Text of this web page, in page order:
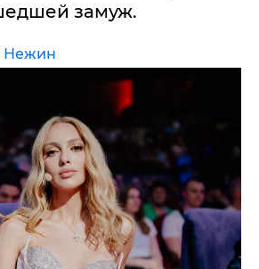
замуж.
Нежин